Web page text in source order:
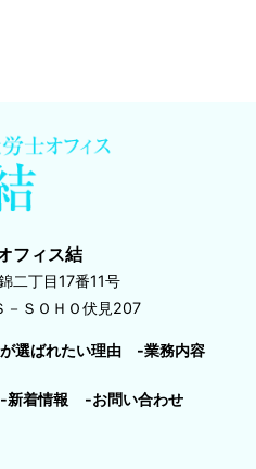
フィス結
二丁目17番11号
－ＳＯＨＯ伏見207
選ばれたい理由 -業務内容
-新着情報 -お問い合わせ